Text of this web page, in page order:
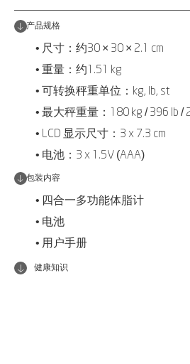
产品规格
• 尺寸：约30 × 30 × 2.1 cm
• 重量：约1.51 kg
• 可转换秤重单位：kg, lb, st
• 最大秤重量：180 kg / 396 lb /
• LCD 显示尺寸：3 x 7.3 cm
• 电池：3 x 1.5V (AAA)
包装内容
• 四合一多功能体脂计
• 电池
• 用户手册
健康知识